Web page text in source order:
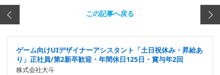
この記事へ戻る
ゲーム向けUIデザイナーアシスタント「土日祝休み・昇給あ
り」正社員/第2新卒歓迎・年間休日125日・賞与年2回
株式会社大斗